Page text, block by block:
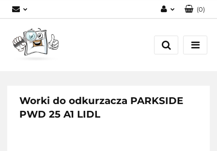
Zarejestruj się
(0)
Worki do odkurzacza PARKSIDE
PWD 25 A1 LIDL